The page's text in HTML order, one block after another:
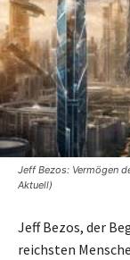
Jeff Bezos: Vermögen
Aktuell)
Jeff Bezos, der
reichsten